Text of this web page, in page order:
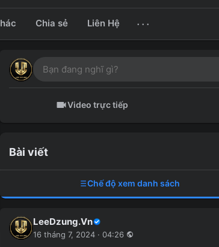
Chia sẻ Liên Hệ ···
Video trực tiếp
Bài viết
Chế độ xem danh sách
LeeDzung.Vn
16 tháng 7, 2024 · 04:26